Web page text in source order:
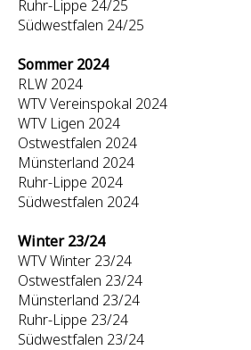
Ruhr-Lippe 24/25
Südwestfalen 24/25
Sommer 2024
RLW 2024
WTV Vereinspokal 2024
WTV Ligen 2024
Ostwestfalen 2024
Münsterland 2024
Ruhr-Lippe 2024
Südwestfalen 2024
Winter 23/24
WTV Winter 23/24
Ostwestfalen 23/24
Münsterland 23/24
Ruhr-Lippe 23/24
Südwestfalen 23/24